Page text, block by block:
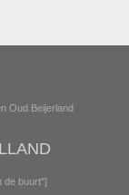
Oud Beijerland
de buurt"]